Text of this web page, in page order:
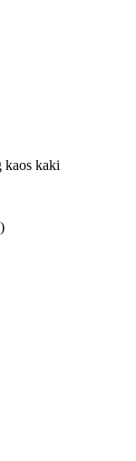
kaos kaki